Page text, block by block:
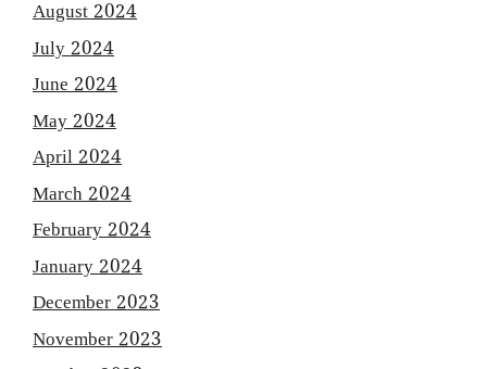
August 2024
July 2024
June 2024
May 2024
April 2024
March 2024
February 2024
January 2024
December 2023
November 2023